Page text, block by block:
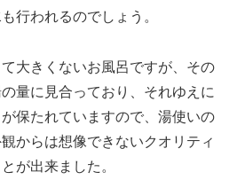
行われるのでしょう。
大きくないお風呂ですが、その
量に見合っており、それゆえに
保たれていますので、湯使いの
からは想像できないクオリティ
が出来ました。